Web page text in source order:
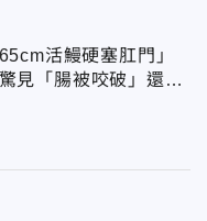
活鰻硬塞肛門」
見「腸被咬破」還挖